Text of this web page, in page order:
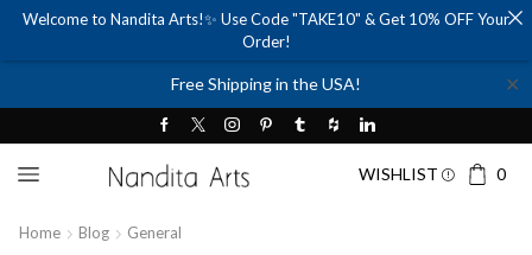
Free Shipping in the USA! ✕
WISHLIST 0
Home Blog General
Welcome to Nandita Arts!✨ Use Code "TAKE10" & Get 10% OFF Your
Order!